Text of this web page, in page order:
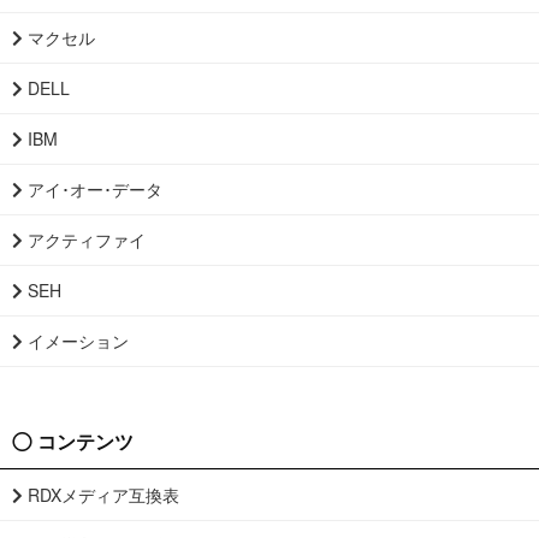
マクセル
DELL
IBM
アイ･オー･データ
アクティファイ
SEH
イメーション
コンテンツ
RDXメディア互換表